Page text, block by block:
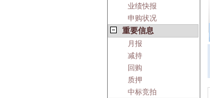
业绩快报
申购状况
重要信息
月报
减持
回购
质押
中标竞拍